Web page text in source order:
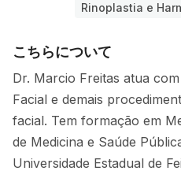
Rinoplastia e
こちらについて
Dr. Marcio Freitas atua
Facial e demais
facial. Tem formação em
de Medicina e Saúde
Universidade Estadual de